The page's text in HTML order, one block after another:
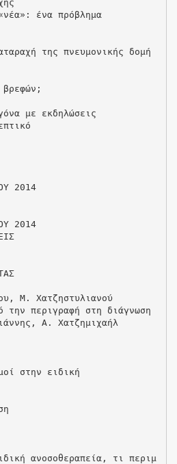
ένα πρόβλημα
της πνευμονικής δομή
με εκδηλώσεις
2014
2014
Μ. Χατζηστυλιανού
την περιγραφή στη διάγνωση
Α. Χατζημιχαήλ
στην ειδική
ανοσοθεραπεία, τι περιμ